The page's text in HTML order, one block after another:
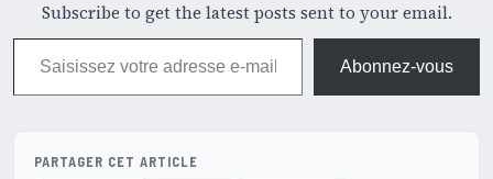
Subscribe to get the latest posts sent to your email.
Saisissez votre adresse e-mail…
Abonnez-vous
PARTAGER CET ARTICLE